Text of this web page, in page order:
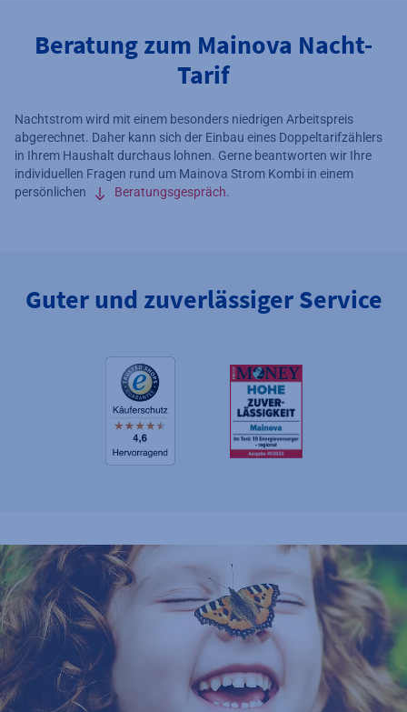
Beratung zum Mainova Nacht-
Tarif
Nachtstrom wird mit einem besonders niedrigen Arbeitspreis
abgerechnet. Daher kann sich der Einbau eines Doppeltarifzählers
in Ihrem Haushalt durchaus lohnen. Gerne beantworten wir Ihre
individuellen Fragen rund um Mainova Strom Kombi in einem
persönlichen
Beratungsgespräch.
Guter und zuverlässiger Service